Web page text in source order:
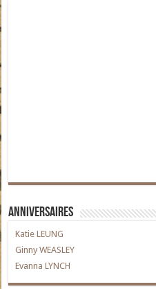
Anniversaires
Katie LEUNG
Ginny WEASLEY
Evanna LYNCH